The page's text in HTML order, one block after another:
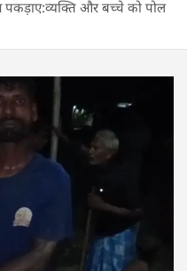
पकड़ाए:व्यक्ति और बच्चे को पोल